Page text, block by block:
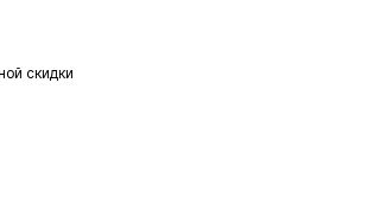
скидки